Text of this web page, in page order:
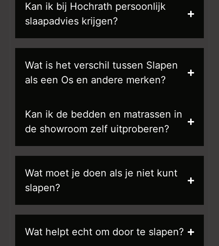
Kan ik bij Hochrath persoonlijk
slaapadvies krijgen?
Wat is het verschil tussen Slapen
als een Os en andere merken?
Kan ik de bedden en matrassen in
de showroom zelf uitproberen?
Wat moet je doen als je niet kunt
slapen?
Wat helpt echt om door te slapen?